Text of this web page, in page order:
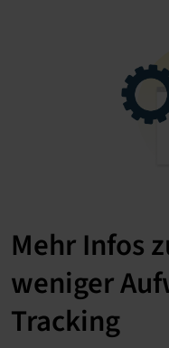
Mehr Infos
weniger
Tracking